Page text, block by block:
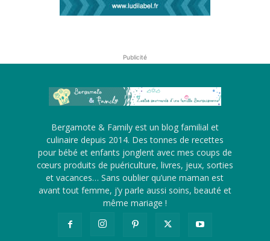
Publicité
Bergamote & Family est un blog familial et
culinaire depuis 2014. Des tonnes de recettes
pour bébé et enfants jonglent avec mes coups de
cœurs produits de puériculture, livres, jeux, sorties
et vacances… Sans oublier qu’une maman est
avant tout femme, j’y parle aussi soins, beauté et
même mariage !